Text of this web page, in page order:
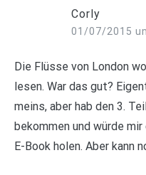
Corly
01/07/2015
Die Flüsse von London
lesen. War das gut?
meins, aber hab den 3.
bekommen und würde
E-Book holen. Aber kann